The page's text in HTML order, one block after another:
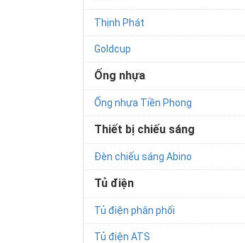
Thịnh Phát
Goldcup
Ống nhựa
Ống nhựa Tiền Phong
Thiết bị chiếu sáng
Đèn chiếu sáng Abino
Tủ điện
Tủ điện phân phối
Tủ điện ATS